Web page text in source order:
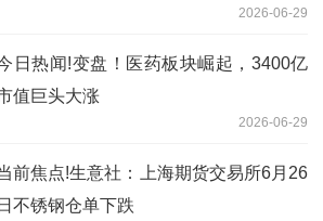
2026-06-29
日热闻!变盘！医药板块崛起，3400亿
值巨头大涨
2026-06-29
前焦点!生意社：上海期货交易所6月26
日不锈钢仓单下跌